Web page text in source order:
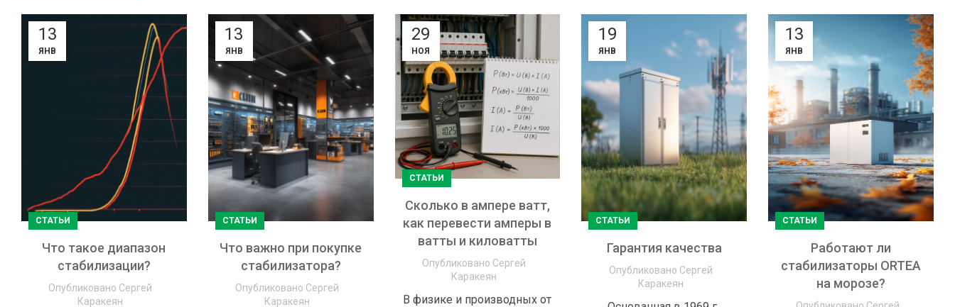
13
ЯНВ
СТАТЬИ
Что такое диапазон
стабилизации?
Опубликовано Сергей
Каракеян
13
ЯНВ
СТАТЬИ
Что важно при покупке
стабилизатора?
Опубликовано Сергей
Каракеян
29
НОЯ
СТАТЬИ
Сколько в ампере ватт,
как перевести амперы в
ватты и киловатты
Опубликовано Сергей
Каракеян
В физике и производных от
19
ЯНВ
СТАТЬИ
Гарантия качества
Опубликовано Сергей
Каракеян
13
ЯНВ
СТАТЬИ
Работают ли
стабилизаторы ORTEA
на морозе?